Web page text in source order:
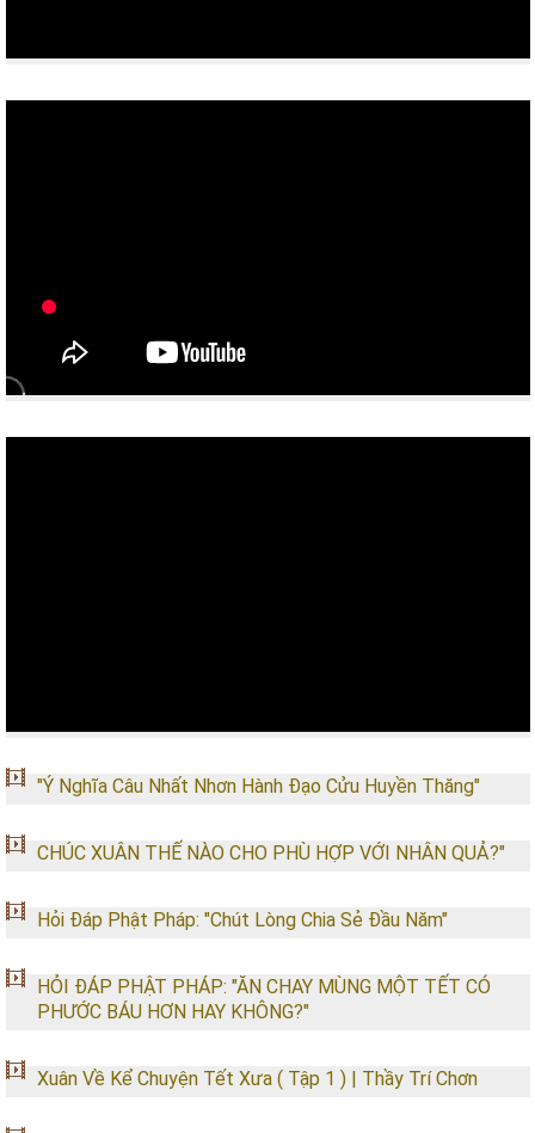
"Ý Nghĩa Câu Nhất Nhơn Hành Đạo Cửu Huyền Thăng"
CHÚC XUÂN THẾ NÀO CHO PHÙ HỢP VỚI NHÂN QUẢ?"
Hỏi Đáp Phật Pháp: "Chút Lòng Chia Sẻ Đầu Năm"
HỎI ĐÁP PHẬT PHÁP: "ĂN CHAY MÙNG MỘT TẾT CÓ
PHƯỚC BÁU HƠN HAY KHÔNG?"
Xuân Về Kể Chuyện Tết Xưa ( Tập 1 ) | Thầy Trí Chơn